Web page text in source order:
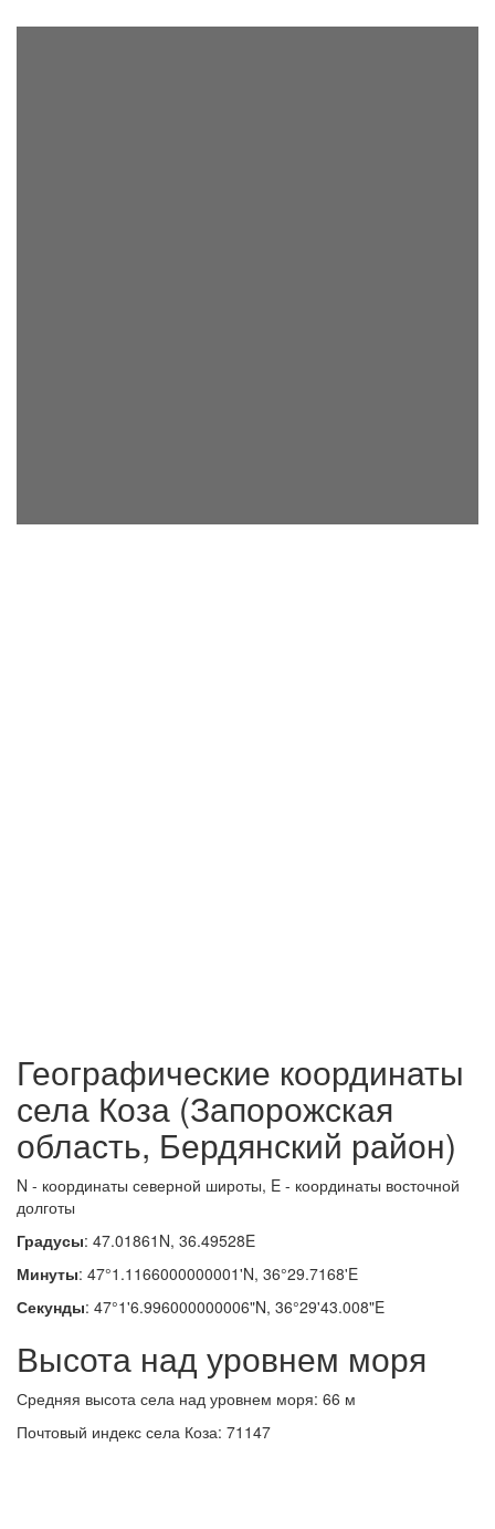
Географические координаты
села Коза (Запорожская
область, Бердянский район)
N - координаты северной широты, E - координаты восточной
долготы
Градусы: 47.01861N, 36.49528E
Минуты: 47°1.1166000000001'N, 36°29.7168'E
Секунды: 47°1'6.996000000006"N, 36°29'43.008"E
Высота над уровнем моря
Средняя высота села над уровнем моря: 66 м
Почтовый индекс села Коза: 71147